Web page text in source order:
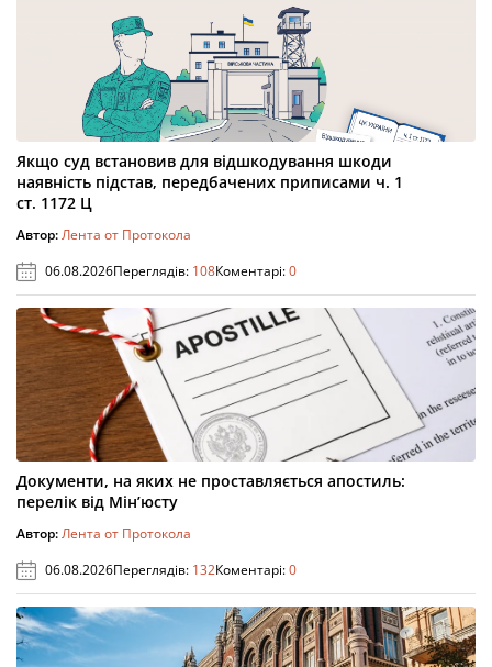
Якщо суд встановив для відшкодування шкоди
наявність підстав, передбачених приписами ч. 1
ст. 1172 Ц
Автор:Лента от Протокола
06.08.2026Переглядів: 108Коментарі:0
Документи, на яких не проставляється апостиль:
перелік від Мін’юсту
Автор:Лента от Протокола
06.08.2026Переглядів: 132Коментарі:0